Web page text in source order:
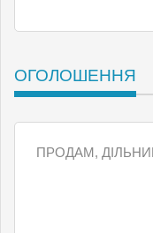
ОГОЛОШЕННЯ
ПРОДАМ,